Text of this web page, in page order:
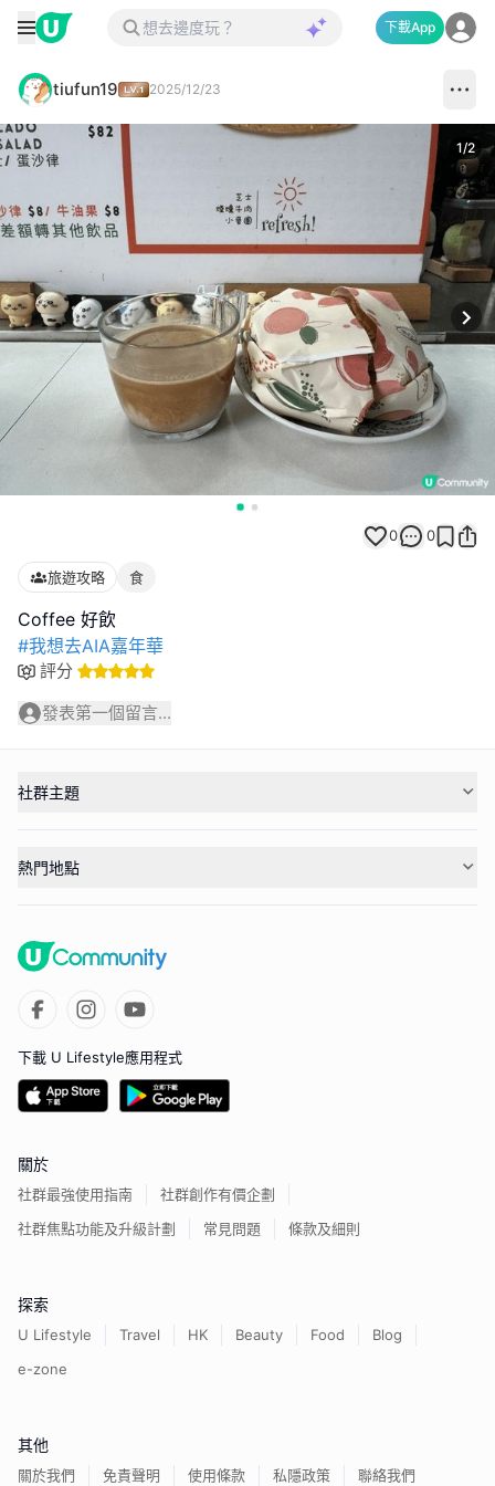
下載App
tiufun19 2025/12/23
1/2
0 0
旅遊攻略 食
#我想去AIA嘉年華
評分
發表第一個留言...
社群主題
熱門地點
下載 U Lifestyle應用程式
關於
社群最強使用指南
社群創作有價企劃
社群焦點功能及升級計劃
常見問題 條款及細則
探索
U Lifestyle Travel HK Beauty Food
Blog
e-zone
其他
關於我們 免責聲明 使用條款 私隱政策 聯絡我們